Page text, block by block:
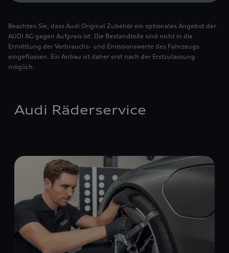
Beachten Sie, dass Audi Original Zubehör ein optionales Angebot der
AUDI AG gegen Aufpreis ist. Die Bestandteile sind nicht in die
Ermittlung der Verbrauchs- und Emissionswerte des Fahrzeugs
eingeflossen. Ein Anbau ist daher erst nach der Erstzulassung
möglich.
Audi Räderservice